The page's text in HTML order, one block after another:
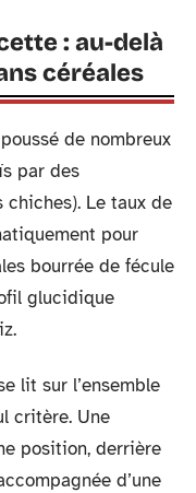
: au-delà
céréales
de nombreux
par des
chiches). Le taux de
pour
bourrée de fécule
glucidique
lit sur l’ensemble
critère. Une
position, derrière
d’une